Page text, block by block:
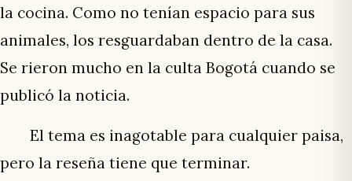
la cocina. Como no tenían espacio para sus
animales, los resguardaban dentro de la casa.
Se rieron mucho en la culta Bogotá cuando se
publicó la noticia.
El tema es inagotable para cualquier paisa,
pero la reseña tiene que terminar.